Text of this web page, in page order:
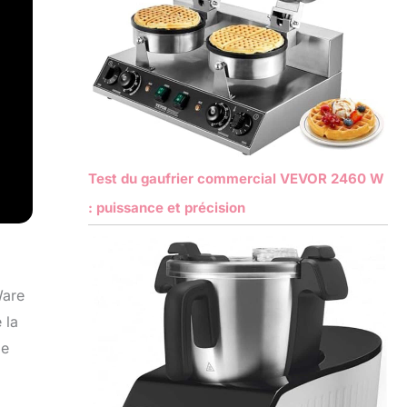
la
Test du gaufrier commercial VEVOR 2460 W
: puissance et précision